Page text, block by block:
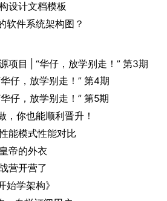
设计文档模板
软件系统架构图？
项目 | “华仔，放学别走！” 第3期
仔，放学别走！” 第4期
仔，放学别走！” 第5期
，你也能顺利晋升！
能模式性能对比
帝的外衣
营开营了
始学架构》